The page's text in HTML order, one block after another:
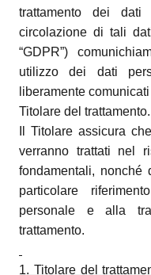
trattamento dei dati
circolazione di tali
“GDPR”)
utilizzo dei dati
liberamente
Titolare del trattamento.
Il Titolare assicura
verranno trattati nel
fondamentali, nonché
particolare
personale e alla
trattamento.
1. Titolare del